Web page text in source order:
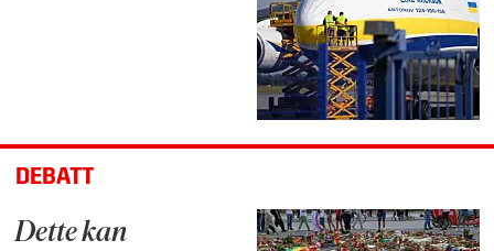
DEBATT
Dette kan